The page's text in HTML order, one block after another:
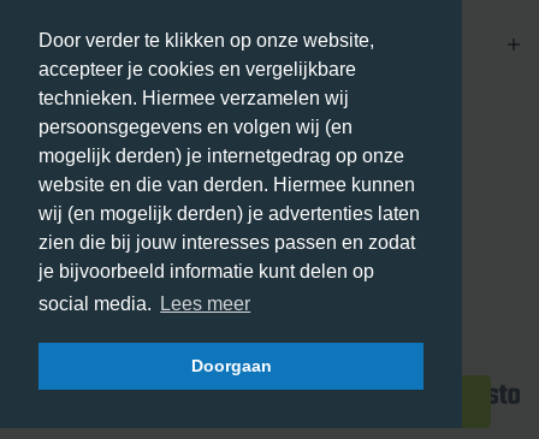
Door verder te klikken op onze website,
accepteer je cookies en vergelijkbare
technieken. Hiermee verzamelen wij
persoonsgegevens en volgen wij (en
mogelijk derden) je internetgedrag op onze
website en die van derden. Hiermee kunnen
wij (en mogelijk derden) je advertenties laten
zien die bij jouw interesses passen en zodat
je bijvoorbeeld informatie kunt delen op
social media.
Lees meer
Doorgaan
Betaalmethodes
Bezorgmethodes
Account
© 2026 - Phone City | NL.